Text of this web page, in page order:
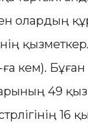
олардың
кем). Бұған
49
16